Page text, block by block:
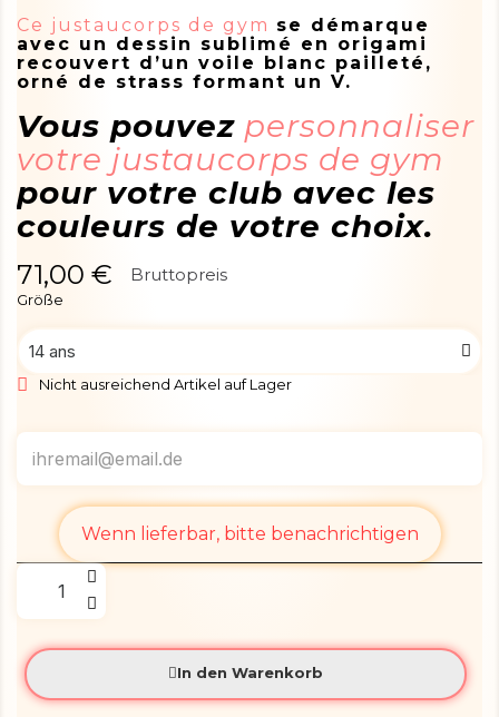
Ce justaucorps de gym se démarque
avec un dessin sublimé en origami
recouvert d’un voile blanc pailleté,
orné de strass formant un V.
Vous pouvez personnaliser
votre justaucorps de gym
pour votre club avec les
couleurs de votre choix.
71,00 € Bruttopreis
Größe
Nicht ausreichend Artikel auf Lager
Wenn lieferbar, bitte benachrichtigen
In den Warenkorb